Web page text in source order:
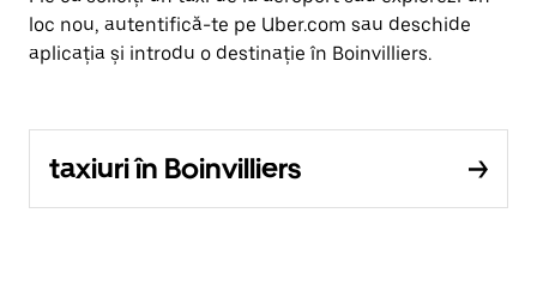
loc nou, autentifică-te pe Uber.com sau deschide
aplicația și introdu o destinație în Boinvilliers.
taxiuri în Boinvilliers